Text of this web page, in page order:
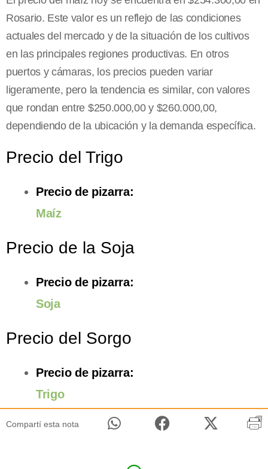
Rosario. Este valor es un reflejo de las condiciones
actuales del mercado y de la situación de los cultivos
en las principales regiones productivas. En otros
puertos y cámaras, los precios pueden variar
ligeramente, pero la tendencia es similar, con valores
que rondan entre $250.000,00 y $260.000,00,
dependiendo de la ubicación y la demanda específica.
Precio del Trigo
Precio de pizarra:
Maíz
Precio de la Soja
Precio de pizarra:
Soja
Precio del Sorgo
Precio de pizarra:
Trigo
Compartí esta nota